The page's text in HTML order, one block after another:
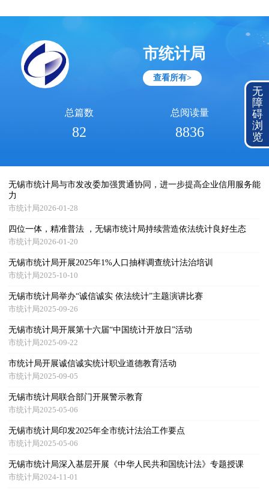
市统计局
查看所有>
总篇数
82
总阅读量
8836
无锡市统计局与市发改委加强贯通协同，进一步提高企业信用服务能
力
市统计局2026-01-28
四位一体，精准普法 ，无锡市统计局持续营造依法统计良好生态
市统计局2026-01-20
无锡市统计局开展2025年1%人口抽样调查统计法治培训
市统计局2025-10-10
无锡市统计局举办“诚信诚实 依法统计”主题演讲比赛
市统计局2025-09-26
无锡市统计局开展第十六届“中国统计开放日”活动
市统计局2025-09-22
市统计局开展诚信诚实统计职业道德教育活动
市统计局2025-09-05
无锡市统计局联合部门开展警示教育
市统计局2025-05-06
无锡市统计局印发2025年全市统计法治工作要点
市统计局2025-05-06
无锡市统计局深入基层开展《中华人民共和国统计法》专题授课
市统计局2024-11-01
无
障
碍
浏
览